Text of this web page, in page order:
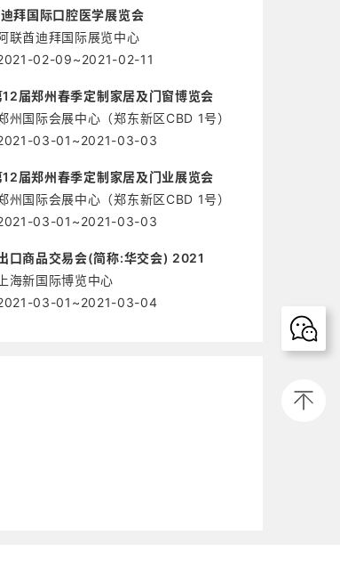
拜国际口腔医学展览会
联酋迪拜国际展览中心
02-09~2021-02-11
届郑州春季定制家居及门窗博览会
州国际会展中心（郑东新区CBD 1号）
03-01~2021-03-03
届郑州春季定制家居及门业展览会
州国际会展中心（郑东新区CBD 1号）
03-01~2021-03-03
口商品交易会(简称:华交会) 2021
海新国际博览中心
03-01~2021-03-04